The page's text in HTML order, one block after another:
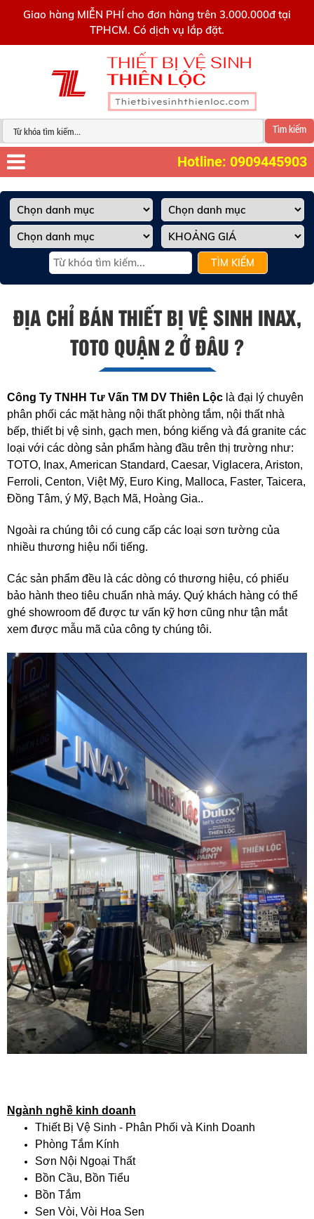
Giao hàng MIỄN PHÍ cho đơn hàng trên 3.000.000đ tại
TPHCM. Có dịch vụ lắp đặt.
Tìm kiếm
Hotline: 0909445903
TÌM KIẾM
ĐỊA CHỈ BÁN THIẾT BỊ VỆ SINH INAX,
TOTO QUẬN 2 Ở ĐÂU ?
Công Ty TNHH Tư Vấn TM DV Thiên Lộc là đại lý chuyên
phân phối các mặt hàng nội thất phòng tắm, nội thất nhà
bếp, thiết bị vệ sinh, gạch men, bóng kiếng và đá granite các
loại với các dòng sản phẩm hàng đầu trên thị trường như:
TOTO, Inax, American Standard, Caesar, Viglacera, Ariston,
Ferroli, Centon, Việt Mỹ, Euro King, Malloca, Faster, Taicera,
Đồng Tâm, ý Mỹ, Bạch Mã, Hoàng Gia..
Ngoài ra chúng tôi có cung cấp các loại sơn tường của
nhiều thương hiệu nổi tiếng.
Các sản phẩm đều là các dòng có thương hiệu, có phiếu
bảo hành theo tiêu chuẩn nhà máy. Quý khách hàng có thể
ghé showroom để được tư vấn kỹ hơn cũng như tận mắt
xem được mẫu mã của công ty chúng tôi.
Ngành nghề kinh doanh
Thiết Bị Vệ Sinh - Phân Phối và Kinh Doanh
Phòng Tắm Kính
Sơn Nội Ngoại Thất
Bồn Cầu, Bồn Tiểu
Bồn Tắm
Sen Vòi, Vòi Hoa Sen
0909445903